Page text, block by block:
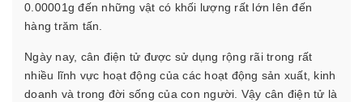
0.00001g đến những vật có khối lượng rất lớn lên đến
hàng trăm tấn.
Ngày nay, cân điện tử được sử dụng rộng rãi trong rất
nhiều lĩnh vực hoạt động của các hoạt động sản xuất, kinh
doanh và trong đời sống của con người. Vậy cân điện tử là